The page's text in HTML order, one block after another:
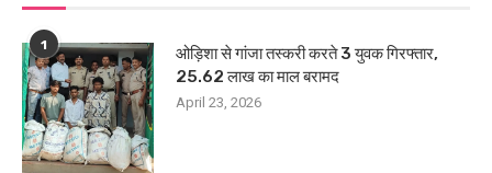
1
ओड़िशा से गांजा तस्करी करते 3 युवक गिरफ्तार,
25.62 लाख का माल बरामद
April 23, 2026